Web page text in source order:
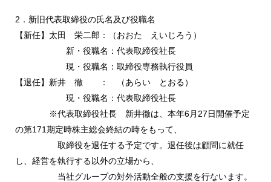
2．新旧代表取締役の氏名及び役職名
【新任】太田 栄二郎：（おおた えいじろう）
新・役職名：代表取締役社長
現・役職名：取締役専務執行役員
【退任】新井 徹 ： （あらい とおる）
現・役職名：代表取締役社長
※代表取締役社長 新井徹は、本年6月27日開催予定
の第171期定時株主総会終結の時をもって、
取締役を退任する予定です。退任後は顧問に就任
し、経営を執行する以外の立場から、
当社グループの対外活動全般の支援を行ないます。